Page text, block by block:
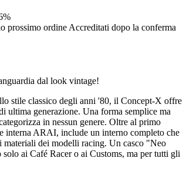
prossimo ordine Accreditati dopo la conferma
dal look vintage!
stile classico degli anni '80, il Concept-X offre
ultima generazione. Una forma semplice ma
in nessun genere. Oltre al primo
interna ARAI, include un interno completo che
materiali dei modelli racing. Un casco "Neo
ai Café Racer o ai Customs, ma per tutti gli